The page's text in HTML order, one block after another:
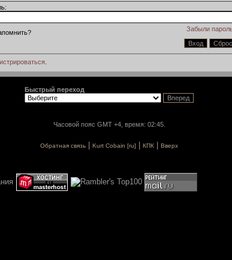
Забыли
.
Быстрый переход
Часовой пояс GMT +4, время: 02:45.
Обратная связь Kurt Cobain [ru] КПК Вверх